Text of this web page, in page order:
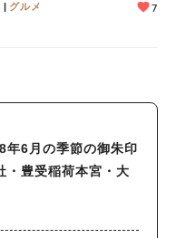
グルメ 7
年6月の季節の御朱印
・豊受稲荷本宮・大